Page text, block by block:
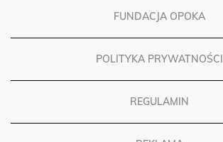
FUNDACJA OPOKA
POLITYKA PRYWATNOŚCI
REGULAMIN